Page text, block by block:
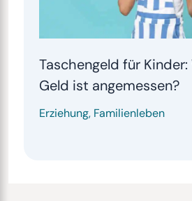
Taschengeld für Kinder:
Geld ist angemessen?
Erziehung, Familienleben